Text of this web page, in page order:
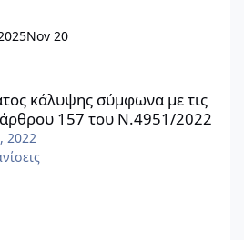
Nov 20
κάλυψης σύμφωνα με τις
157 του Ν.4951/2022
2022